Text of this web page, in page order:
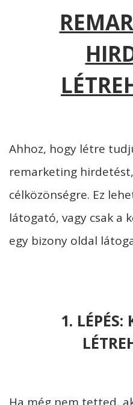
Ahhoz, hogy létre
remarketing
célközönségre. Ez
látogató, vagy csak a
egy bizony oldal
1. LÉPÉS: